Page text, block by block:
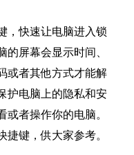
，快速让电脑进入锁
的屏幕会显示时间、
或者其他方式才能解
护电脑上的隐私和安
者操作你的电脑。
键，供大家参考。